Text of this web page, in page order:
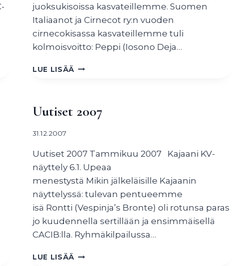
juoksukisoissa kasvateillemme. Suomen
Italiaanot ja Cirnecot ry:n vuoden
cirnecokisassa kasvateillemme tuli
kolmoisvoitto: Peppi (Iosono Deja…
LUE LISÄÄ UUTISET
Uutiset 2007
31.12.2007
Uutiset 2007 Tammikuu 2007 Kajaani KV-
näyttely 6.1. Upeaa
menestystä Mikin jälkeläisille Kajaanin
näyttelyssä: tulevan pentueemme
isä Rontti (Vespinja’s Bronte) oli rotunsa paras
jo kuudennella sertillään ja ensimmäisellä
CACIB:lla. Ryhmäkilpailussa…
LUE LISÄÄ UUTISET